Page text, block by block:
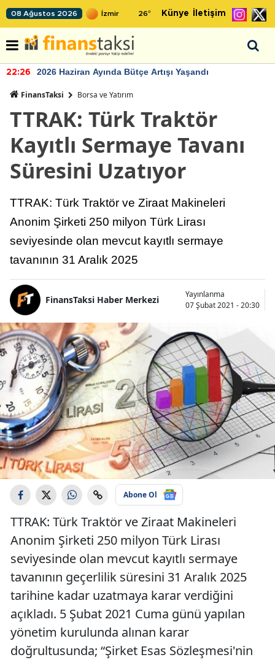
08 Ağustos 2026 26° Künye İletişim
22:26 2026 Haziran Ayında Bütçe Artışı Yaşandı
FinansTaksi Borsa ve Yatırım
TTRAK: Türk Traktör
Kayıtlı Sermaye Tavanı
Süresini Uzatıyor
TTRAK: Türk Traktör ve Ziraat Makineleri
Anonim Şirketi 250 milyon Türk Lirası
seviyesinde olan mevcut kayıtlı sermaye
tavanının 31 Aralık 2025
FinansTaksi Haber Merkezi
Yayınlanma
07 Şubat 2021 - 20:30
Abone Ol
TTRAK: Türk Traktör ve Ziraat Makineleri
Anonim Şirketi 250 milyon Türk Lirası
seviyesinde olan mevcut kayıtlı sermaye
tavanının geçerlilik süresini 31 Aralık 2025
tarihine kadar uzatmaya karar verdiğini
açıkladı. 5 Şubat 2021 Cuma günü yapılan
yönetim kurulunda alınan karar
doğrultusunda; “Şirket Esas Sözleşmesi'nin